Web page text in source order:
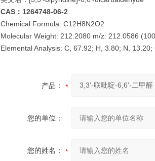
CAS：1264748-06-2
Chemical Formula: C12H8N2O2
Molecular Weight: 212.2080 m/z: 212.0586
Elemental Analysis: C, 67.92; H, 3.80; N, 13.20;
产品：
您的单位：
您的姓名：